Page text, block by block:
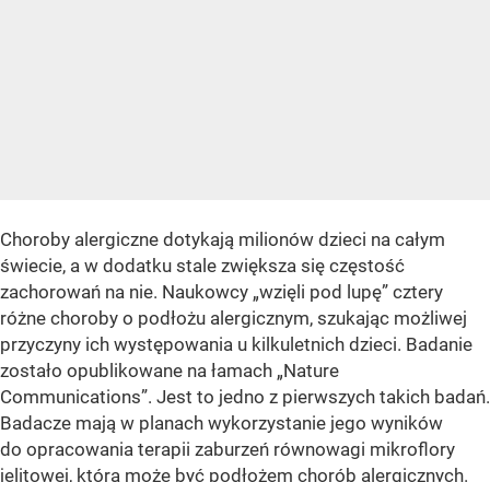
Choroby alergiczne dotykają milionów dzieci na całym
świecie, a w dodatku stale zwiększa się częstość
zachorowań na nie. Naukowcy „wzięli pod lupę” cztery
różne choroby o podłożu alergicznym, szukając możliwej
przyczyny ich występowania u kilkuletnich dzieci. Badanie
zostało opublikowane na łamach „Nature
Communications”. Jest to jedno z pierwszych takich badań.
Badacze mają w planach wykorzystanie jego wyników
do opracowania terapii zaburzeń równowagi mikroflory
jelitowej, która może być podłożem chorób alergicznych.